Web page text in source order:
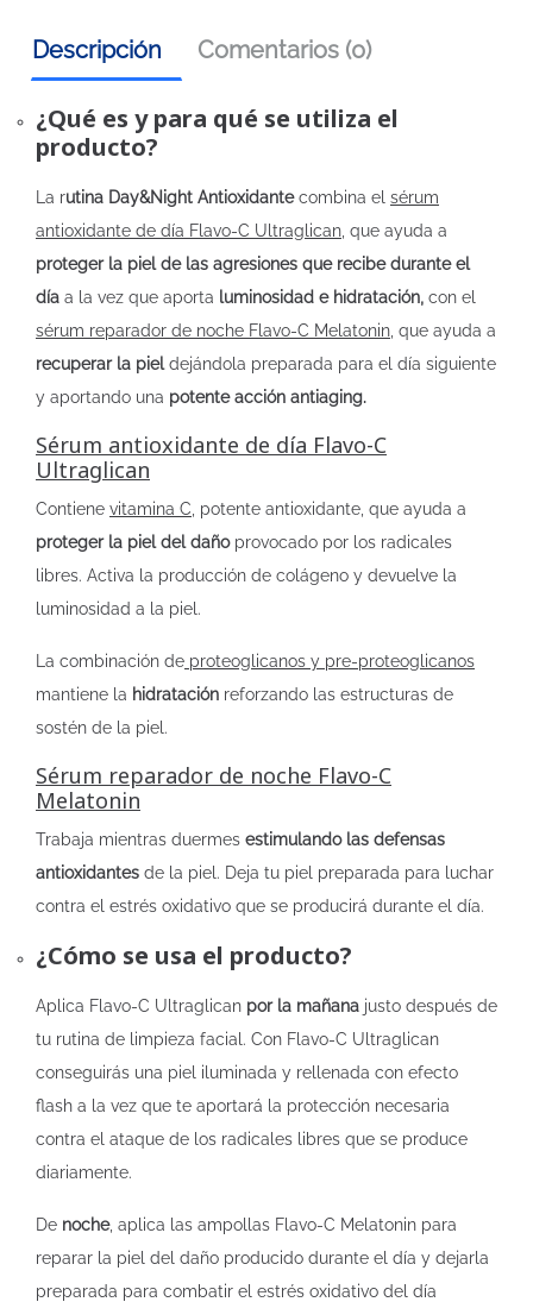
Descripción Comentarios (0)
¿Qué es y para qué se utiliza el
producto?
La rutina Day&Night Antioxidantecombina el sérum
antioxidante de día Flavo-C Ultraglican , que ayuda a
proteger la piel de las agresiones que recibe durante el
día a la vez que aporta luminosidad e hidratación, con el
sérum reparador de noche Flavo-C Melatonin , que ayuda a
recuperar la pieldejándola preparada para el día siguiente
y aportando una potente acción antiaging.
Sérum antioxidante de día Flavo-C
Ultraglican
Contiene vitamina C , potente antioxidante, que ayuda a
proteger la piel del dañoprovocado por los radicales
libres. Activa la producción de colágeno y devuelve la
luminosidad a la piel.
La combinación de proteoglicanos y pre-proteoglicanos
mantiene la hidratación reforzando las estructuras de
sostén de la piel.
Sérum reparador de noche Flavo-C
Melatonin
Trabaja mientras duermes estimulando las defensas
antioxidantes de la piel. Deja tu piel preparada para luchar
contra el estrés oxidativo que se producirá durante el día.
¿Cómo se usa el producto?
Aplica Flavo-C Ultraglican por la mañana justo después de
tu rutina de limpieza facial. Con Flavo-C Ultraglican
conseguirás una piel iluminada y rellenada con efecto
flash a la vez que te aportará la protección necesaria
contra el ataque de los radicales libres que se produce
diariamente.
De noche, aplica las ampollas Flavo-C Melatonin para
reparar la piel del daño producido durante el día y dejarla
preparada para combatir el estrés oxidativo del día